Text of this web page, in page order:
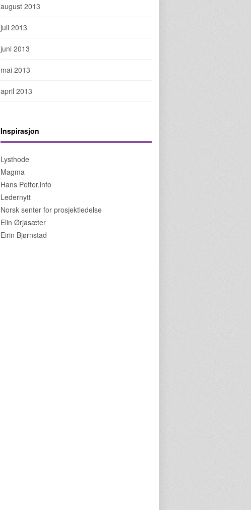
august 2013
juli 2013
juni 2013
mai 2013
april 2013
Inspirasjon
Lysthode
Magma
Hans Petter.info
Ledernytt
Norsk senter for prosjektledelse
Elin Ørjasæter
Eirin Bjørnstad